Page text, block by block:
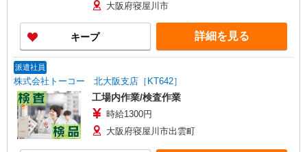
大阪府寝屋川市
キープ 詳細を見る
派遣社員
株式会社トーコー 北大阪支店［KT642］
工場内作業/検査作業
時給1300円
大阪府寝屋川市出雲町